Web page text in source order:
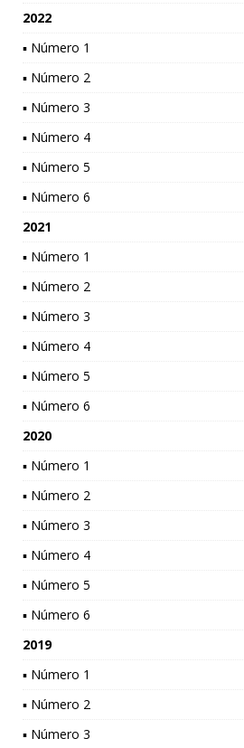
2022
▪ Número 1
▪ Número 2
▪ Número 3
▪ Número 4
▪ Número 5
▪ Número 6
2021
▪ Número 1
▪ Número 2
▪ Número 3
▪ Número 4
▪ Número 5
▪ Número 6
2020
▪ Número 1
▪ Número 2
▪ Número 3
▪ Número 4
▪ Número 5
▪ Número 6
2019
▪ Número 1
▪ Número 2
▪ Número 3